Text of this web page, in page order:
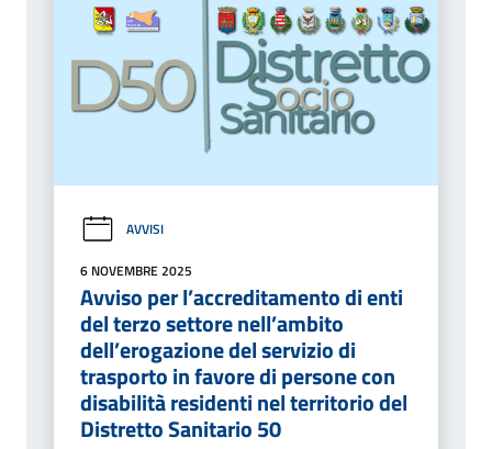
AVVISI
6 NOVEMBRE 2025
Avviso per l’accreditamento di enti
del terzo settore nell’ambito
dell’erogazione del servizio di
trasporto in favore di persone con
disabilità residenti nel territorio del
Distretto Sanitario 50